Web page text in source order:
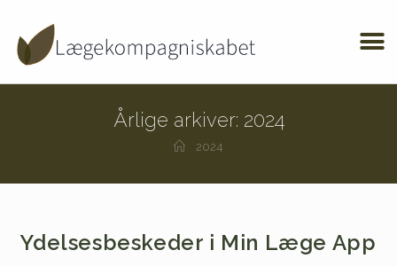
Årlige arkiver: 2024
2024
Ydelsesbeskeder i Min Læge App